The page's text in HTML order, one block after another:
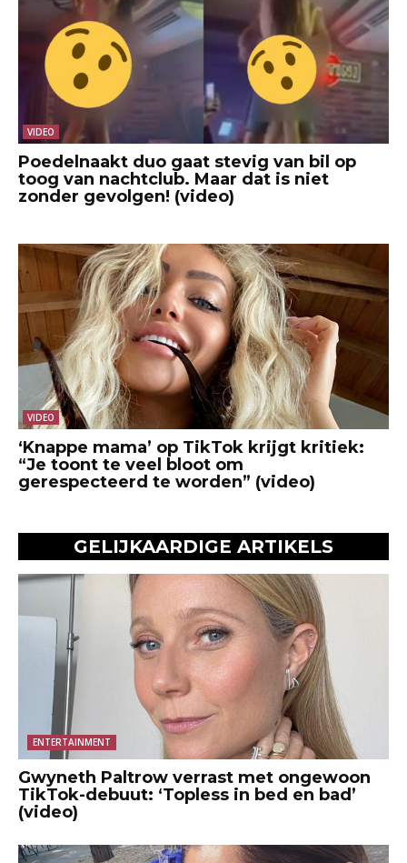
VIDEO
Poedelnaakt duo gaat stevig van bil op
toog van nachtclub. Maar dat is niet
zonder gevolgen! (video)
VIDEO
‘Knappe mama’ op TikTok krijgt kritiek:
“Je toont te veel bloot om
gerespecteerd te worden” (video)
GELIJKAARDIGE ARTIKELS
ENTERTAINMENT
Gwyneth Paltrow verrast met ongewoon
TikTok-debuut: ‘Topless in bed en bad’
(video)